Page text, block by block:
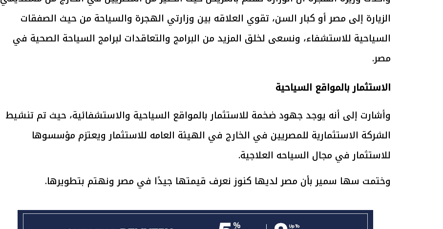
الزيارة إلى مصر أو كبار السن، تقوي العلاقه بين وزارتي الهجرة والسياحة من حيث الصفقات
السياحية للاستشفاء، ونسعى لخلق المزيد من البرامج والتعاقدات لبرامج السياحة الصحية في
مصر.
الاستثمار بالمواقع السياحية
وأشارت إلى أنه يوجد جهود ضخمة للاستثمار بالمواقع السياحية والاستشفائية، حيث تم تنشيط
الشركة الاستثمارية للمصريين في الخارج في الهيئة العامه للاستثمار ويعتزم مؤسسوها
للاستثمار في مجال السياحه العلاجية.
وختمت سها سمير بأن مصر لديها كنوز نعرف قيمتها جيدًا في مصر ونهتم بتطويرها.
الرئيس السيسي: تداعيات خطيرة على
الاقتصاد العالمي وأسعار الوقود حال
استمرار الأزمة في الشرق الأوسط
30 مارس 2026 05:06 م
بتنفيذ التوجيهات الرئاسية بطرح وحدات